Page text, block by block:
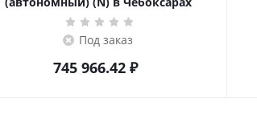
Под заказ
745 966.42₽